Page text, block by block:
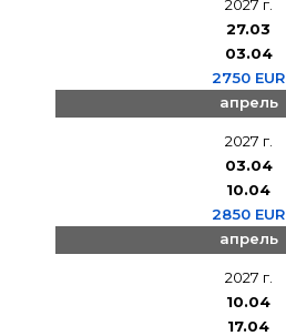
2027 г.
27.03
03.04
2750 EUR
апрель
2027 г.
03.04
10.04
2850 EUR
апрель
2027 г.
10.04
17.04